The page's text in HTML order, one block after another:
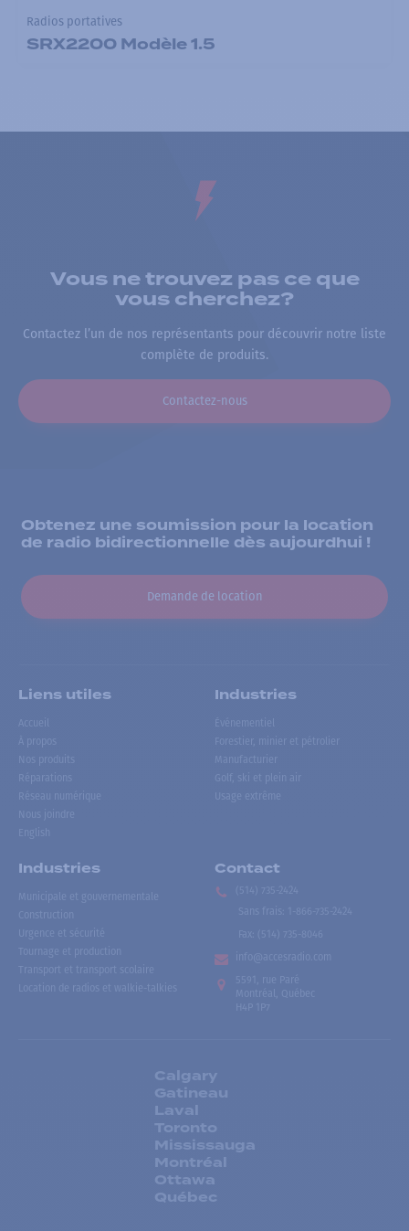
Radios portatives
SRX2200 Modèle 1.5
Vous ne trouvez pas ce que
vous cherchez?
Contactez l’un de nos représentants pour découvrir notre liste
complète de produits.
Contactez-nous
Obtenez une soumission pour la location
de radio bidirectionnelle dès aujourdhui !
Demande de location
Liens utiles
Accueil
À propos
Nos produits
Réparations
Réseau numérique
Nous joindre
English
Industries
Événementiel
Forestier, minier et pétrolier
Manufacturier
Golf, ski et plein air
Usage extrême
Industries
Municipale et gouvernementale
Construction
Urgence et sécurité
Tournage et production
Transport et transport scolaire
Location de radios et walkie-talkies
Contact
(514) 735-2424
Sans frais
1-866-735-2424
Fax:
(514) 735-8046
info@accesradio.com
5591, rue Paré
Montréal, Québec
H4P 1P7
Calgary
Gatineau
Laval
Toronto
Mississauga
Montréal
Ottawa
Québec